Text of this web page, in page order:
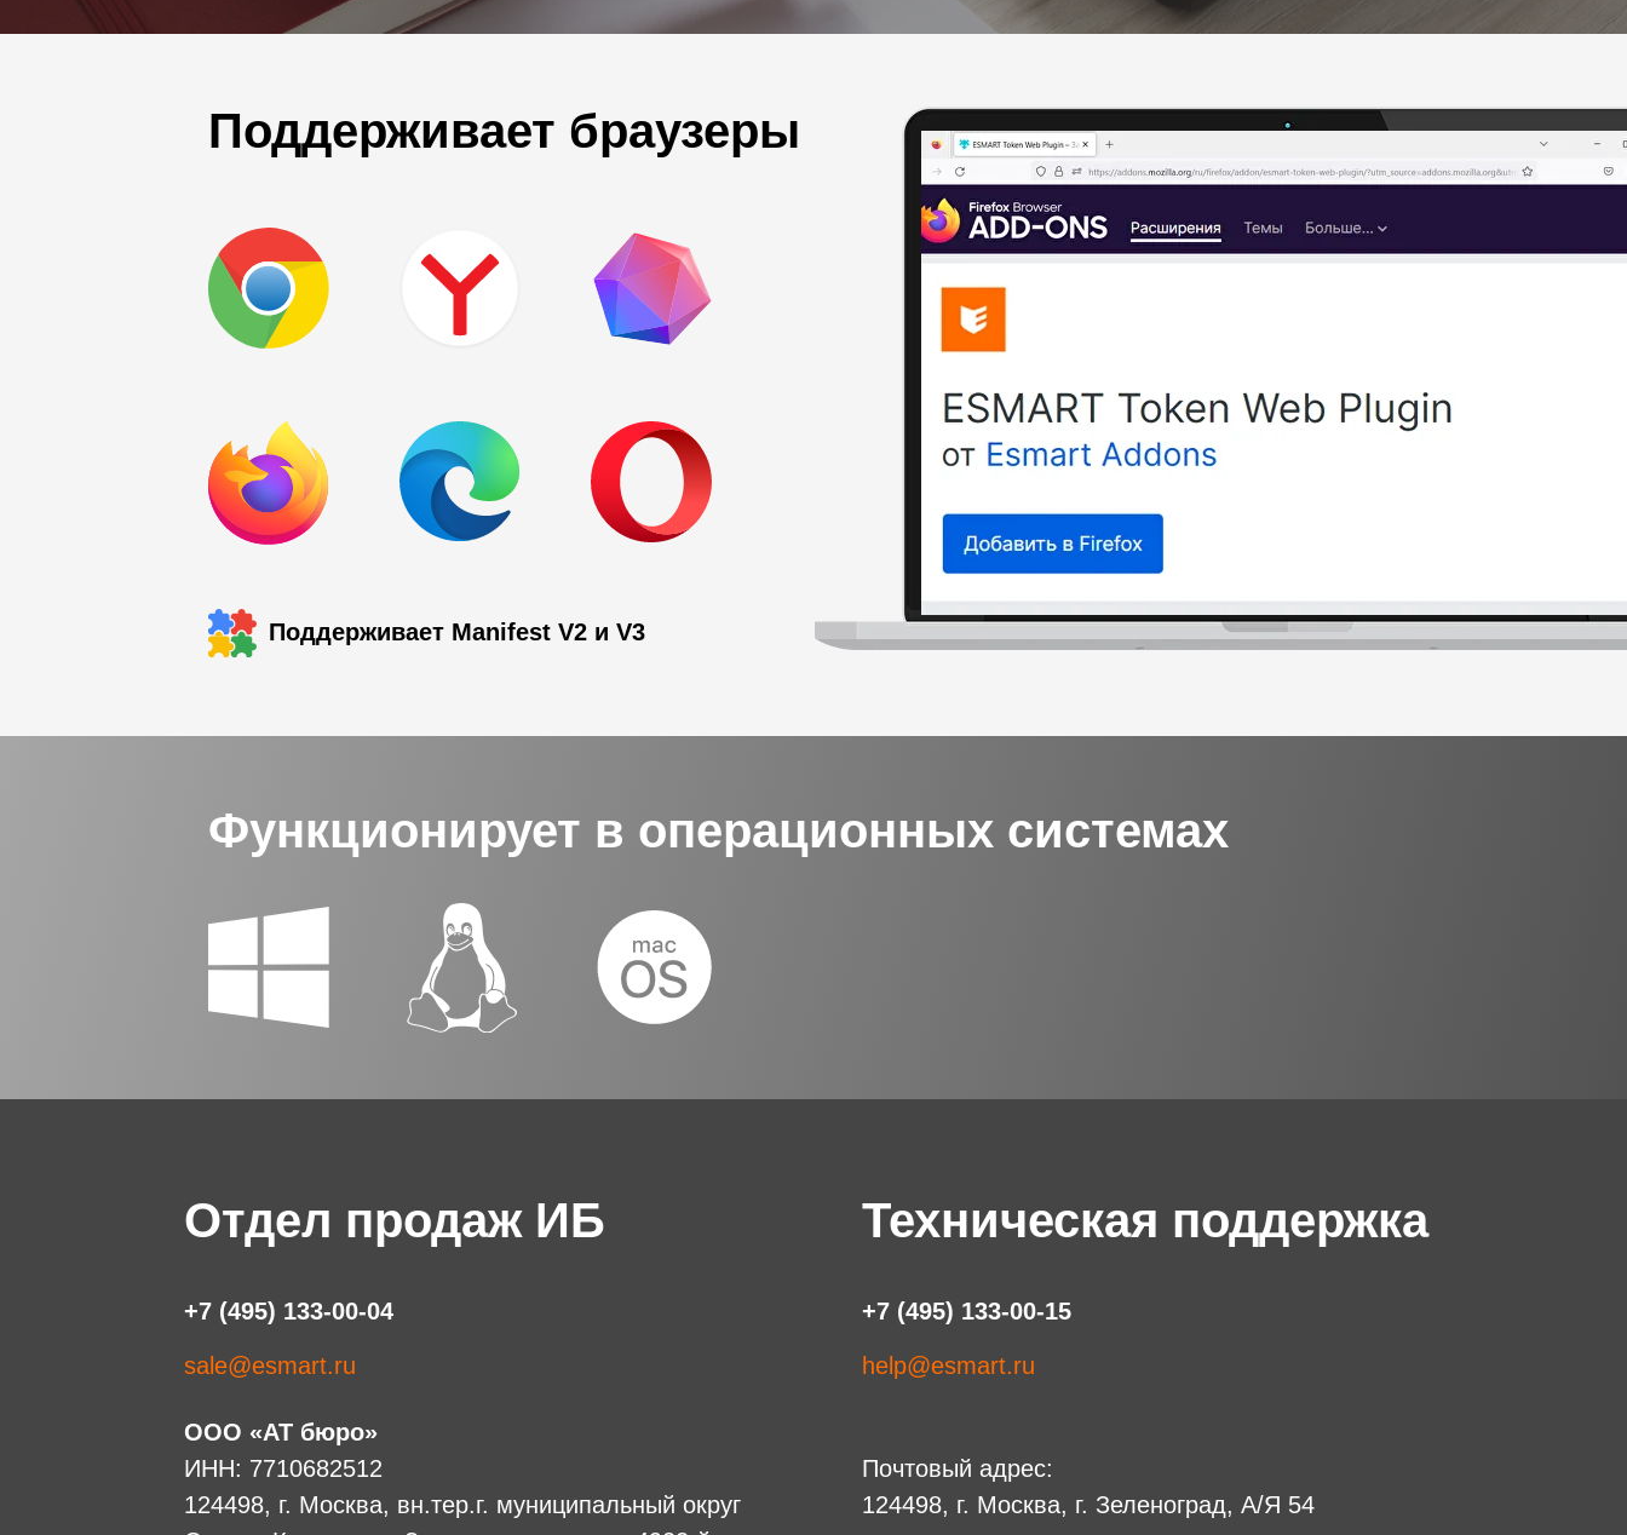
Поддерживает браузеры
Поддерживает Manifest V2 и V3
Функционирует в операционных системах
help@esmart.ru
+7 (495) 133-00-15
Техническая поддержка
sale@esmart.ru
+7 (495) 133-00-04
Отдел продаж ИБ
ООО «АТ бюро»
ИНН: 7710682512
124498, г. Москва, вн.тер.г. муниципальный округ
Почтовый адрес:
124498, г. Москва, г. Зеленоград, А/Я 54